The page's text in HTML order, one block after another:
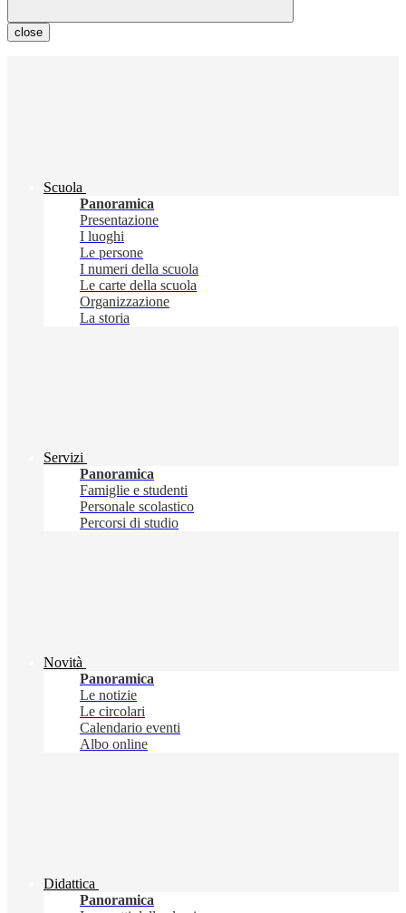
close
Scuola
Panoramica
Presentazione
I luoghi
Le persone
I numeri della scuola
Le carte della scuola
Organizzazione
La storia
Servizi
Panoramica
Famiglie e studenti
Personale scolastico
Percorsi di studio
Novità
Panoramica
Le notizie
Le circolari
Calendario eventi
Albo online
Didattica
Panoramica